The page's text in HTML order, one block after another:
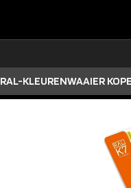
RAL-KLEURENWAAIER